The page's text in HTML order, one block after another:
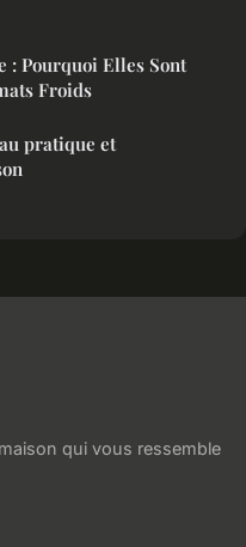
: Pourquoi Elles Sont
Froids
pratique et
qui vous ressemble